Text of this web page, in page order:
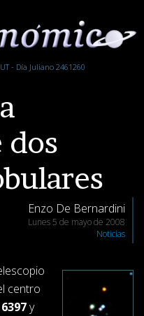
- Día Juliano 2461260
dos
Enzo De Bernardini
Lunes 5 de mayo de 2008
Noticias
centro
y